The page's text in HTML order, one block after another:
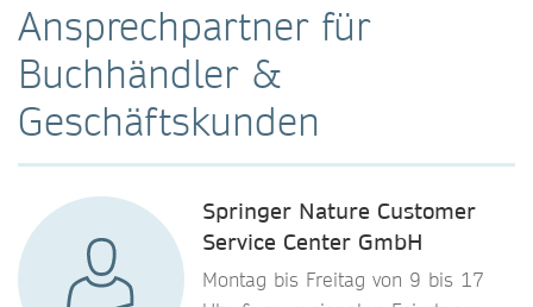
Ansprechpartner für
Buchhändler &
Geschäftskunden
Springer Nature Customer
Service Center GmbH
Montag bis Freitag von 9 bis 17